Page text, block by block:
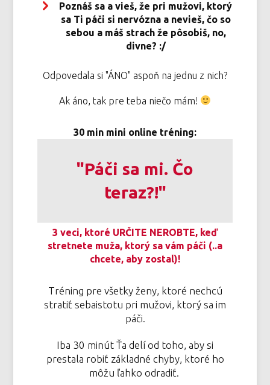
Poznáš sa a vieš, že pri mužovi, ktorý
sa Ti páči si nervózna a nevieš, čo so
sebou a máš strach že pôsobiš, no,
divne? :/
Odpovedala si "ÁNO" aspoň na jednu z nich?
Ak áno, tak pre teba niečo mám!
30 min mini online tréning:
"Páči sa mi. Čo
teraz?!"
3 veci, ktoré URČITE NEROBTE, keď
stretnete muža, ktorý sa vám páči (..a
chcete, aby zostal)!
Tréning pre všetky ženy, ktoré nechcú
stratiť sebaistotu pri mužovi, ktorý sa im
páči.
Iba 30 minút Ťa delí od toho, aby si
prestala robiť základné chyby, ktoré ho
môžu ľahko odradiť.